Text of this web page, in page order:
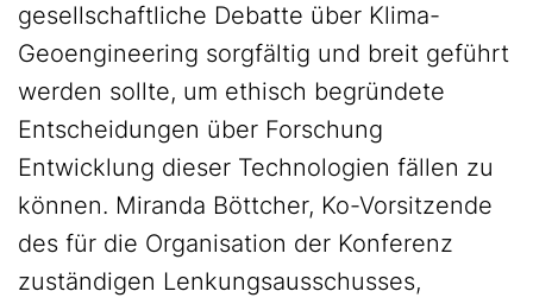
gesellschaftliche Debatte über Klima-
Geoengineering sorgfältig und breit geführt
werden sollte, um ethisch begründete
Entscheidungen über Forschung
Entwicklung dieser Technologien fällen zu
können. Miranda Böttcher, Ko-Vorsitzende
des für die Organisation der Konferenz
zuständigen Lenkungsausschusses,